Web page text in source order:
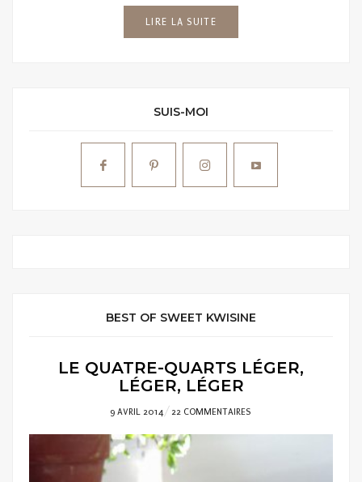
LIRE LA SUITE
SUIS-MOI
BEST OF SWEET KWISINE
LE QUATRE-QUARTS LÉGER,
LÉGER, LÉGER
POSTED
ON
9 AVRIL 2014 22 COMMENTAIRES